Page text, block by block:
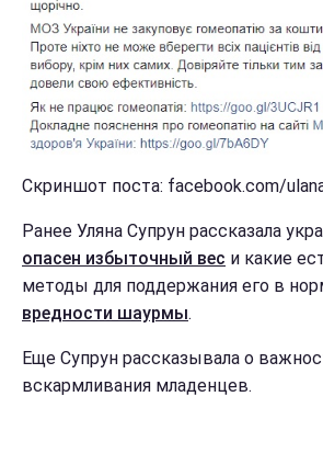
Скриншот поста: facebook.com/
Ранее Уляна Супрун рассказала
опасен избыточный вес и какие
методы для поддержания его в
вредности шаурмы.
Еще Супрун рассказывала о
вскармливания младенцев.